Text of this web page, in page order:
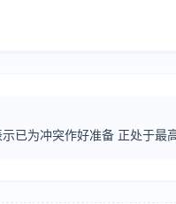
已为冲突作好准备 正处于最